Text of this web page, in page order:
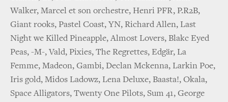
Walker, Marcel et son orchestre, Henri PFR, P.R2B,
Giant rooks, Pastel Coast, YN, Richard Allen, Last
Night we Killed Pineapple, Almost Lovers, Blakc Eyed
Peas, -M-, Vald, Pixies, The Regrettes, Edgär, La
Femme, Madeon, Gambi, Declan Mckenna, Larkin Poe,
Iris gold, Midos Ladowz, Lena Deluxe, Baasta!, Okala,
Space Alligators, Twenty One Pilots, Sum 41, George